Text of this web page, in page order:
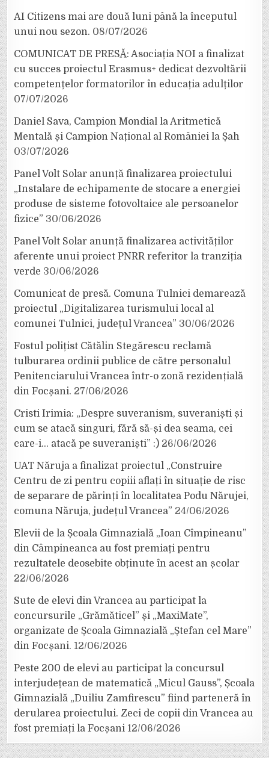
AI Citizens mai are două luni până la începutul
unui nou sezon. 08/07/2026
COMUNICAT DE PRESĂ: Asociația NOI a finalizat
cu succes proiectul Erasmus+ dedicat dezvoltării
competențelor formatorilor în educația adulților
07/07/2026
Daniel Sava, Campion Mondial la Aritmetică
Mentală și Campion Național al României la Șah
03/07/2026
Panel Volt Solar anunță finalizarea proiectului
„Instalare de echipamente de stocare a energiei
produse de sisteme fotovoltaice ale persoanelor
fizice” 30/06/2026
Panel Volt Solar anunță finalizarea activităților
aferente unui proiect PNRR referitor la tranziția
verde 30/06/2026
Comunicat de presă. Comuna Tulnici demarează
proiectul „Digitalizarea turismului local al
comunei Tulnici, județul Vrancea” 30/06/2026
Fostul polițist Cătălin Stegărescu reclamă
tulburarea ordinii publice de către personalul
Penitenciarului Vrancea într-o zonă rezidențială
din Focșani. 27/06/2026
Cristi Irimia: „Despre suveranism, suveraniști și
cum se atacă singuri, fără să-și dea seama, cei
care-i… atacă pe suveraniști” :) 26/06/2026
UAT Năruja a finalizat proiectul „Construire
Centru de zi pentru copiii aflați în situație de risc
de separare de părinți în localitatea Podu Nărujei,
comuna Năruja, județul Vrancea” 24/06/2026
Elevii de la Școala Gimnazială „Ioan Cîmpineanu”
din Câmpineanca au fost premiați pentru
rezultatele deosebite obținute în acest an școlar
22/06/2026
Sute de elevi din Vrancea au participat la
concursurile „Grămăticel” și „MaxiMate”,
organizate de Școala Gimnazială „Ștefan cel Mare”
din Focșani. 12/06/2026
Peste 200 de elevi au participat la concursul
interjudețean de matematică „Micul Gauss”, Școala
Gimnazială „Duiliu Zamfirescu” fiind parteneră în
derularea proiectului. Zeci de copii din Vrancea au
fost premiați la Focșani 12/06/2026